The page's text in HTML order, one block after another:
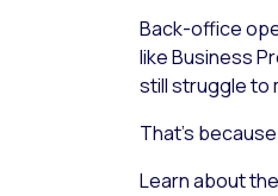
Back-office
like Business
still struggle to
That’s
Learn about